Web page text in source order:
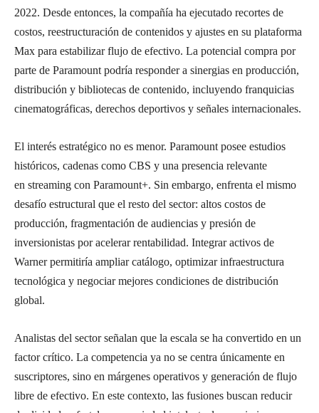
2022. Desde entonces, la compañía ha ejecutado recortes de
costos, reestructuración de contenidos y ajustes en su plataforma
Max para estabilizar flujo de efectivo. La potencial compra por
parte de Paramount podría responder a sinergias en producción,
distribución y bibliotecas de contenido, incluyendo franquicias
cinematográficas, derechos deportivos y señales internacionales.
El interés estratégico no es menor. Paramount posee estudios
históricos, cadenas como CBS y una presencia relevante
en streaming con Paramount+. Sin embargo, enfrenta el mismo
desafío estructural que el resto del sector: altos costos de
producción, fragmentación de audiencias y presión de
inversionistas por acelerar rentabilidad. Integrar activos de
Warner permitiría ampliar catálogo, optimizar infraestructura
tecnológica y negociar mejores condiciones de distribución
global.
Analistas del sector señalan que la escala se ha convertido en un
factor crítico. La competencia ya no se centra únicamente en
suscriptores, sino en márgenes operativos y generación de flujo
libre de efectivo. En este contexto, las fusiones buscan reducir